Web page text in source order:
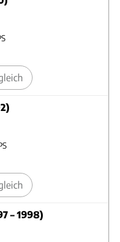
– 1998)